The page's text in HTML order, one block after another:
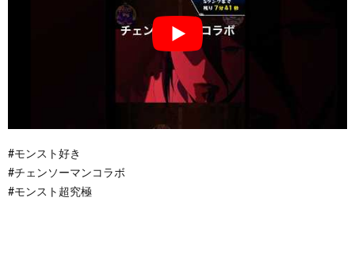
#モンスト好き
#チェンソーマンコラボ
#モンスト超究極